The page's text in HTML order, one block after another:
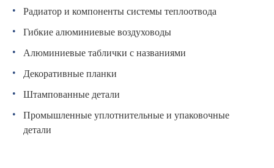
Радиатор и компоненты системы теплоотвода
Гибкие алюминиевые воздуховоды
Алюминиевые таблички с названиями
Декоративные планки
Штампованные детали
Промышленные уплотнительные и упаковочные
детали